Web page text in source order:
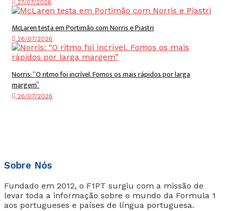
27/07/2026
McLaren testa em Portimão com Norris e Piastri
26/07/2026
Norris: “O ritmo foi incrível. Fomos os mais rápidos por larga
margem”
26/07/2026
Sobre Nós
Fundado em 2012, o F1PT surgiu com a missão de
levar toda a informação sobre o mundo da Formula 1
aos portugueses e países de língua portuguesa.